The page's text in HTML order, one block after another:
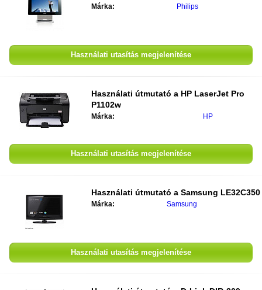
Márka: Philips
Használati utasítás megjelenítése
Használati útmutató a HP LaserJet Pro
P1102w
Márka: HP
Használati utasítás megjelenítése
Használati útmutató a Samsung LE32C350
Márka: Samsung
Használati utasítás megjelenítése